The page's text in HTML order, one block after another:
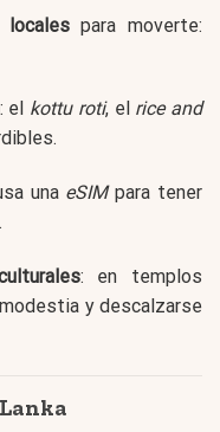
para moverte:
: el kottu roti, el rice and
una eSIMpara tener
: en templos
y descalzarse